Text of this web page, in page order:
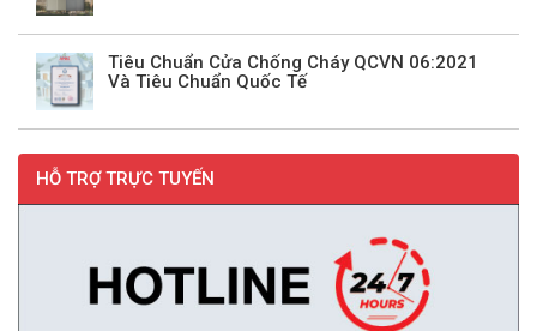
Tiêu Chuẩn Cửa Chống Cháy QCVN 06:2021
Và Tiêu Chuẩn Quốc Tế
HỖ TRỢ TRỰC TUYẾN